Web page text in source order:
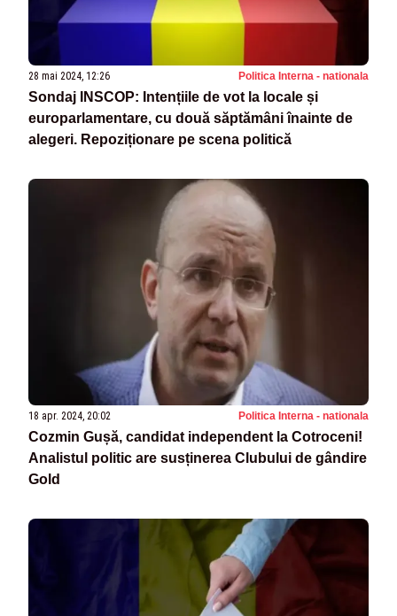
28 mai 2024, 12:26 Politica Interna - nationala
Sondaj INSCOP: Intențiile de vot la locale și
europarlamentare, cu două săptămâni înainte de
alegeri. Repoziționare pe scena politică
18 apr. 2024, 20:02 Politica Interna - nationala
Cozmin Gușă, candidat independent la Cotroceni!
Analistul politic are susținerea Clubului de gândire
Gold